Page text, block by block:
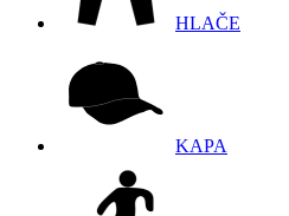
HLAČE
KAPA